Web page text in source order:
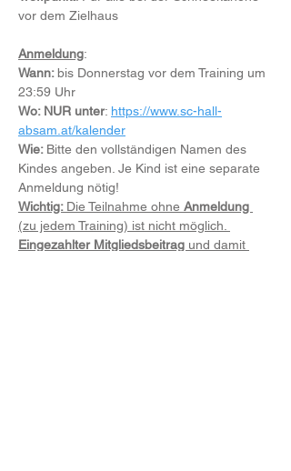
vor dem Zielhaus
Anmeldung:
Wann: bis Donnerstag vor dem Training um
23:59 Uhr
Wo: NUR unter: https://www.sc-hall-
absam.at/kalender
Wie: Bitte den vollständigen Namen des
Kindes angeben. Je Kind ist eine separate
Anmeldung nötig!
Wichtig: Die Teilnahme ohne Anmeldung
(zu jedem Training) ist nicht möglich.
Eingezahlter Mitgliedsbeitrag und damit